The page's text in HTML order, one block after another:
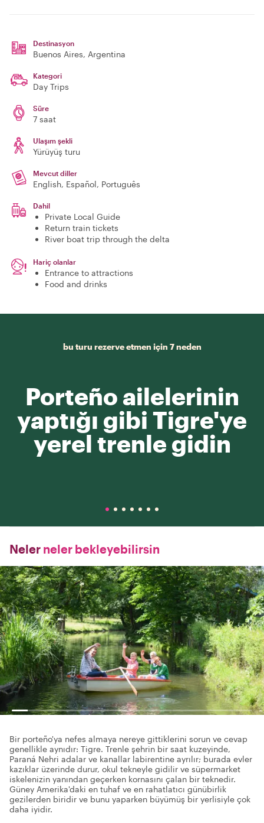
Destinasyon
Buenos Aires, Argentina
Kategori
Day Trips
Süre
7 saat
Ulaşım şekli
Yürüyüş turu
Mevcut diller
English, Español, Português
Dahil
Private Local Guide
Return train tickets
River boat trip through the delta
Hariç olanlar
Entrance to attractions
Food and drinks
bu turu rezerve etmen için 7 neden
Porteño ailelerinin
yaptığı gibi Tigre'ye
yerel trenle gidin
Neler neler bekleyebilirsin
Bir porteño'ya nefes almaya nereye gittiklerini sorun ve cevap
genellikle aynıdır: Tigre. Trenle şehrin bir saat kuzeyinde,
Paraná Nehri adalar ve kanallar labirentine ayrılır; burada evler
kazıklar üzerinde durur, okul tekneyle gidilir ve süpermarket
iskelenizin yanından geçerken kornasını çalan bir teknedir.
Güney Amerika'daki en tuhaf ve en rahatlatıcı günübirlik
gezilerden biridir ve bunu yaparken büyümüş bir yerlisiyle çok
daha iyidir.